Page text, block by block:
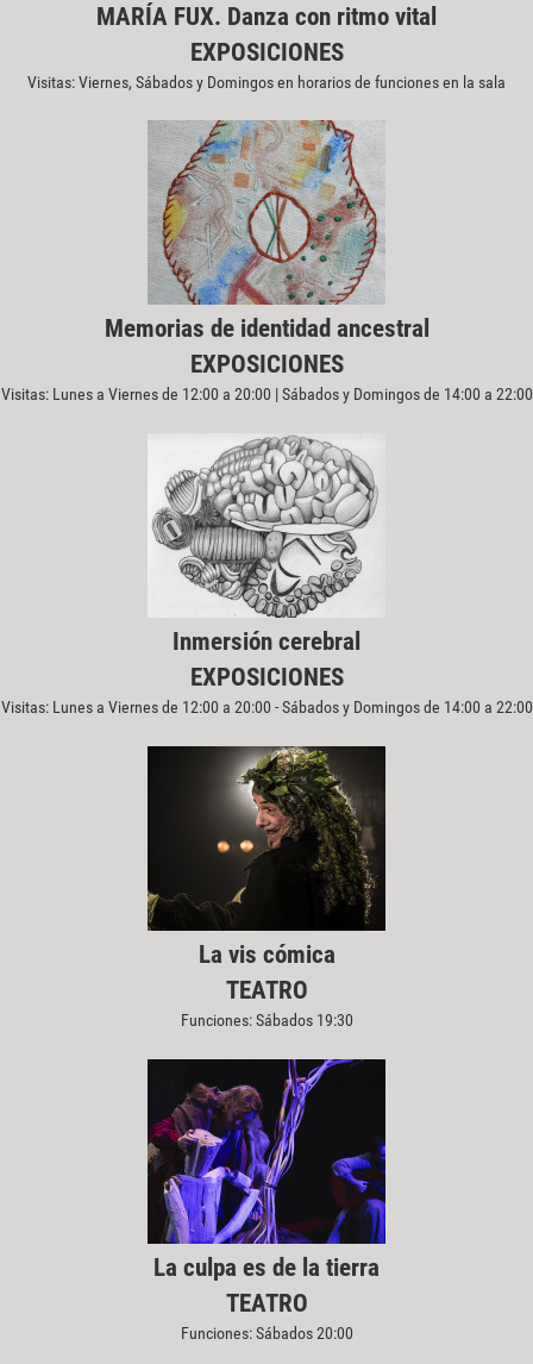
MARÍA FUX. Danza con ritmo vital
EXPOSICIONES
Visitas: Viernes, Sábados y Domingos en horarios de funciones en la sala
Memorias de identidad ancestral
EXPOSICIONES
Visitas: Lunes a Viernes de 12:00 a 20:00 | Sábados y Domingos de 14:00 a 22:00
Inmersión cerebral
EXPOSICIONES
Visitas: Lunes a Viernes de 12:00 a 20:00 - Sábados y Domingos de 14:00 a 22:00
La vis cómica
TEATRO
Funciones: Sábados 19:30
La culpa es de la tierra
TEATRO
Funciones: Sábados 20:00